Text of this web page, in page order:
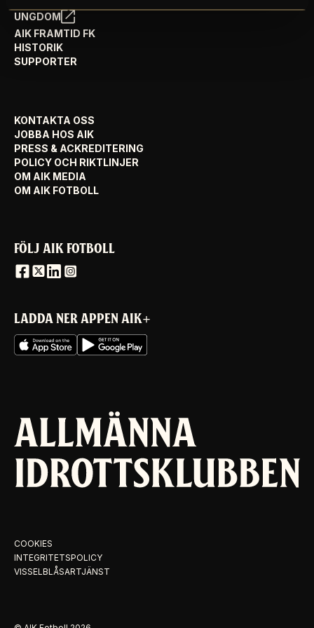
UNGDOM
AIK FRAMTID FK
HISTORIK
SUPPORTER
KONTAKTA OSS
JOBBA HOS AIK
PRESS & ACKREDITERING
POLICY OCH RIKTLINJER
OM AIK MEDIA
OM AIK FOTBOLL
FÖLJ AIK FOTBOLL
LADDA NER APPEN AIK+
COOKIES
INTEGRITETSPOLICY
VISSELBLÅSARTJÄNST